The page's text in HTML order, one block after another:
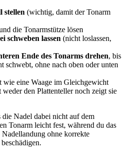
stellen (wichtig, damit der Tonarm
die Tonarmstütze lösen
schweben lassen (nicht loslassen,
Ende des Tonarms drehen, bis
schwebt, ohne nach oben oder unten
wie eine Waage im Gleichgewicht
den Plattenteller noch zeigt sie
die Nadel dabei nicht auf dem
Tonarm leicht fest, während du das
ohne korrekte